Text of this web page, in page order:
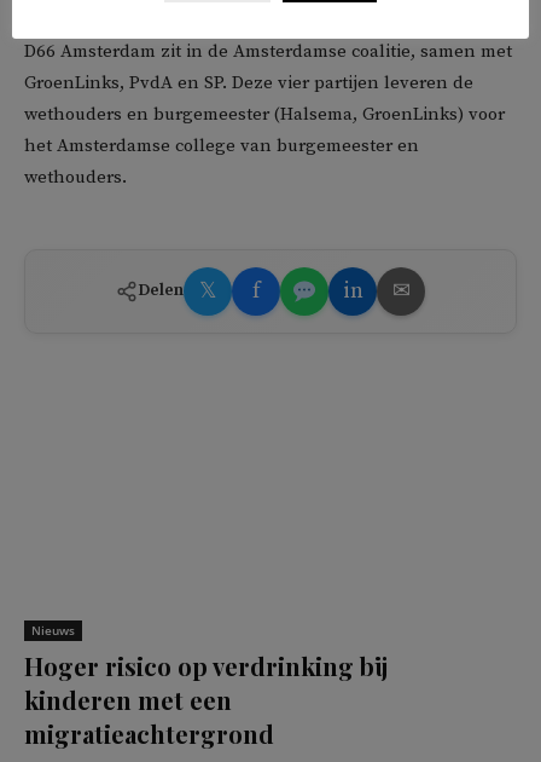
D66 Amsterdam zit in de Amsterdamse coalitie, samen met
GroenLinks, PvdA en SP. Deze vier partijen leveren de
wethouders en burgemeester (Halsema, GroenLinks) voor
het Amsterdamse college van burgemeester en
wethouders.
Delen 𝕏 f in ✉
Nieuws
Hoger risico op verdrinking bij
kinderen met een
migratieachtergrond